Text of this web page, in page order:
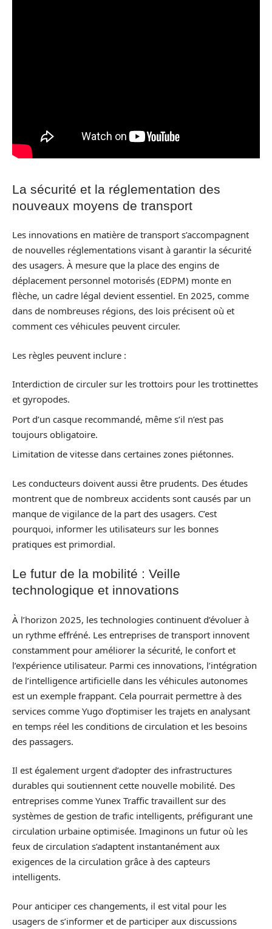
La sécurité et la réglementation des
nouveaux moyens de transport
Les innovations en matière de transport s’accompagnent
de nouvelles réglementations visant à garantir la sécurité
des usagers. À mesure que la place des engins de
déplacement personnel motorisés (EDPM) monte en
flèche, un cadre légal devient essentiel. En 2025, comme
dans de nombreuses régions, des lois précisent où et
comment ces véhicules peuvent circuler.
Les règles peuvent inclure :
Interdiction de circuler sur les trottoirs pour les trottinettes
et gyropodes.
Port d’un casque recommandé, même s’il n’est pas
toujours obligatoire.
Limitation de vitesse dans certaines zones piétonnes.
Les conducteurs doivent aussi être prudents. Des études
montrent que de nombreux accidents sont causés par un
manque de vigilance de la part des usagers. C’est
pourquoi, informer les utilisateurs sur les bonnes
pratiques est primordial.
Le futur de la mobilité : Veille
technologique et innovations
À l’horizon 2025, les technologies continuent d’évoluer à
un rythme effréné. Les entreprises de transport innovent
constamment pour améliorer la sécurité, le confort et
l’expérience utilisateur. Parmi ces innovations, l’intégration
de l’intelligence artificielle dans les véhicules autonomes
est un exemple frappant. Cela pourrait permettre à des
services comme Yugo d’optimiser les trajets en analysant
en temps réel les conditions de circulation et les besoins
des passagers.
Il est également urgent d’adopter des infrastructures
durables qui soutiennent cette nouvelle mobilité. Des
entreprises comme Yunex Traffic travaillent sur des
systèmes de gestion de trafic intelligents, préfigurant une
circulation urbaine optimisée. Imaginons un futur où les
feux de circulation s’adaptent instantanément aux
exigences de la circulation grâce à des capteurs
intelligents.
Pour anticiper ces changements, il est vital pour les
usagers de s’informer et de participer aux discussions